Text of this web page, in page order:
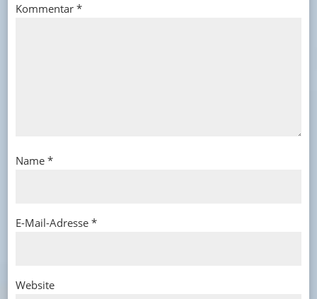
Kommentar *
Name *
E-Mail-Adresse *
Website